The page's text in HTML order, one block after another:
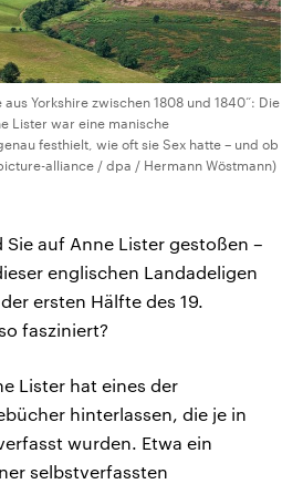
aus Yorkshire zwischen 1808 und 1840“: Die
Lister war eine manische
festhielt, wie oft sie Sex hatte – und ob
alliance / dpa / Hermann Wöstmann)
Sie auf Anne Lister gestoßen –
englischen Landadeligen
ersten Hälfte des 19.
fasziniert?
Lister hat eines der
hinterlassen, die je in
wurden. Etwa ein
selbstverfassten